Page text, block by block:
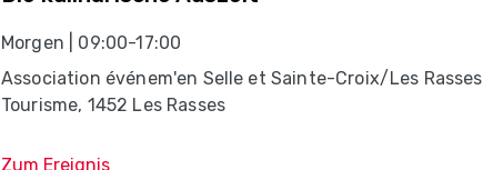
Morgen | 09:00-17:00
Association événem'en Selle et Sainte-Croix/Les Rasses
Tourisme, 1452 Les Rasses
Zum Ereignis